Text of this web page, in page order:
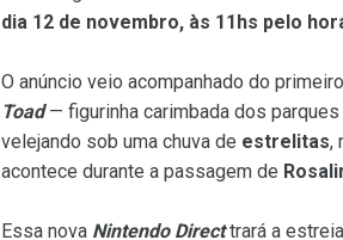
dia 12 de novembro, às 11hs pelo
O anúncio veio acompanhado do
Toad— figurinha carimbada dos
velejando sob uma chuva de estrelitas,
acontece durante a passagem de
Essa nova Nintendo Directtrará a